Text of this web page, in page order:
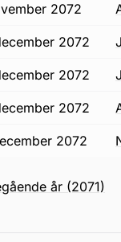
2072
2072
2072
2072
2072
år (2071)